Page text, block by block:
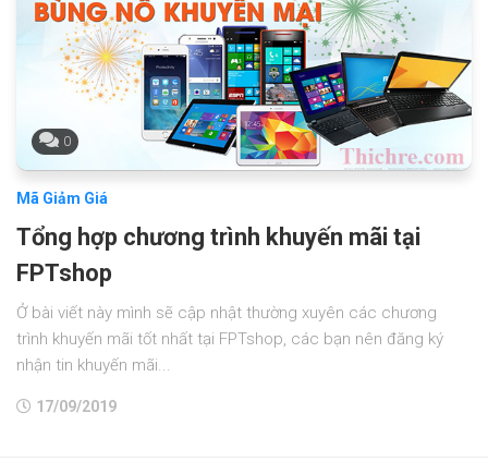
0
Mã Giảm Giá
Tổng hợp chương trình khuyến mãi tại
FPTshop
Ở bài viết này mình sẽ cập nhật thường xuyên các chương
trình khuyến mãi tốt nhất tại FPTshop, các bạn nên đăng ký
nhận tin khuyến mãi...
17/09/2019